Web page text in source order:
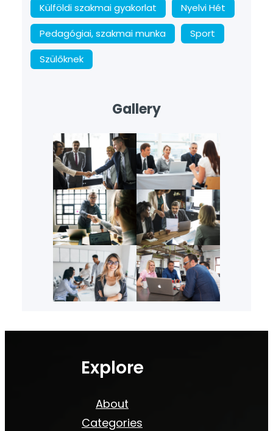
Külföldi szakmai gyakorlat
Nyelvi Hét
Pedagógiai, szakmai munka
Sport
Szülőknek
Gallery
Explore
About
Categories